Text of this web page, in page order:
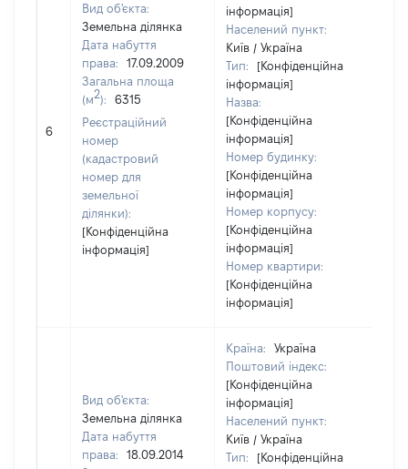
6
Вид об'єкта:
Земельна ділянка
Дата набуття
права:
17.09.2009
Загальна площа
(м2):
6315
Реєстраційний
номер
(кадастровий
номер для
земельної
ділянки):
[Конфіденційна
інформація]
інформація]
Населений пункт:
Київ / Україна
Тип:
[Конфіденційна
інформація]
Назва:
[Конфіденційна
інформація]
Номер будинку:
[Конфіденційна
інформація]
Номер корпусу:
[Конфіденційна
інформація]
Номер квартири:
[Конфіденційна
інформація]
Вид об'єкта:
Земельна ділянка
Дата набуття
права:
18.09.2014
Країна:
Україна
Поштовий індекс:
[Конфіденційна
інформація]
Населений пункт:
Київ / Україна
Тип:
[Конфіденційна